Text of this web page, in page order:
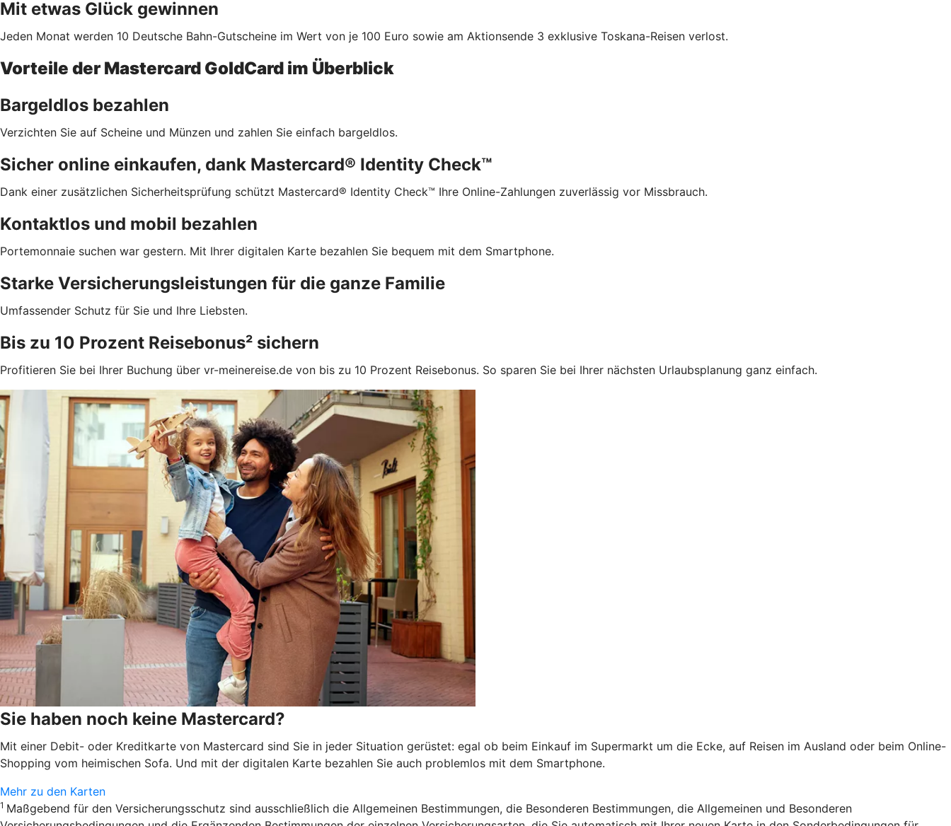
Mit etwas Glück gewinnen
Jeden Monat werden 10 Deutsche Bahn-Gutscheine im Wert von je 100 Euro sowie am Aktionsende 3 exklusive Toskana-Reisen verlost.
Vorteile der Mastercard GoldCard im Überblick
Bargeldlos bezahlen
Verzichten Sie auf Scheine und Münzen und zahlen Sie einfach bargeldlos.
Sicher online einkaufen, dank Mastercard® Identity Check™
Dank einer zusätzlichen Sicherheitsprüfung schützt Mastercard® Identity Check™ Ihre Online-Zahlungen zuverlässig vor Missbrauch.
Kontaktlos und mobil bezahlen
Portemonnaie suchen war gestern. Mit Ihrer digitalen Karte bezahlen Sie bequem mit dem Smartphone.
Starke Versicherungsleistungen für die ganze Familie
Umfassender Schutz für Sie und Ihre Liebsten.
Bis zu 10 Prozent Reisebonus² sichern
Profitieren Sie bei Ihrer Buchung über vr-meinereise.de von bis zu 10 Prozent Reisebonus. So sparen Sie bei Ihrer nächsten Urlaubsplanung ganz einfach.
Sie haben noch keine Mastercard?
Mit einer Debit- oder Kreditkarte von Mastercard sind Sie in jeder Situation gerüstet: egal ob beim Einkauf im Supermarkt um die Ecke, auf Reisen im Ausland oder beim Online-
Shopping vom heimischen Sofa. Und mit der digitalen Karte bezahlen Sie auch problemlos mit dem Smartphone.
Mehr zu den Karten
1 Maßgebend für den Versicherungsschutz sind ausschließlich die Allgemeinen Bestimmungen, die Besonderen Bestimmungen, die Allgemeinen und Besonderen